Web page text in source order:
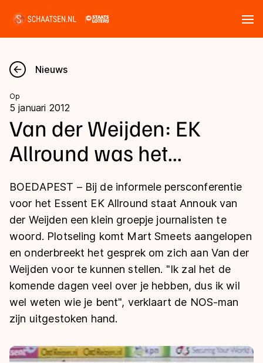
Nieuws
Kalender
Disciplines
Langebaan
Shorttrack
Inlineskaten
Kunstschaatsen
Schoonrijden
Natuurijs
Uitslagen
Langebaan
Shorttrack
Marathon
Inlineskaten
Kunstschaatsen
Tijden & historie
Ranglijsten Langebaan
Persoonlijke records & tijden
Historie & statistiek
De weg op
Inschrijven wedstrijden
Algemene Nederlandse Schaatstijd
Waar kan ik schaatsen en skaten?
Schaatsfans
Evenementen
Olympische Spelen
Nieuws
Op
5 januari 2012
Van der Weijden: EK
Allround was het...
BOEDAPEST – Bij de informele persconferentie
voor het Essent EK Allround staat Annouk van
der Weijden een klein groepje journalisten te
woord. Plotseling komt Mart Smeets aangelopen
en onderbreekt het gesprek om zich aan Van der
Weijden voor te kunnen stellen. "Ik zal het de
komende dagen veel over je hebben, dus ik wil
wel weten wie je bent", verklaart de NOS-man
zijn uitgestoken hand.